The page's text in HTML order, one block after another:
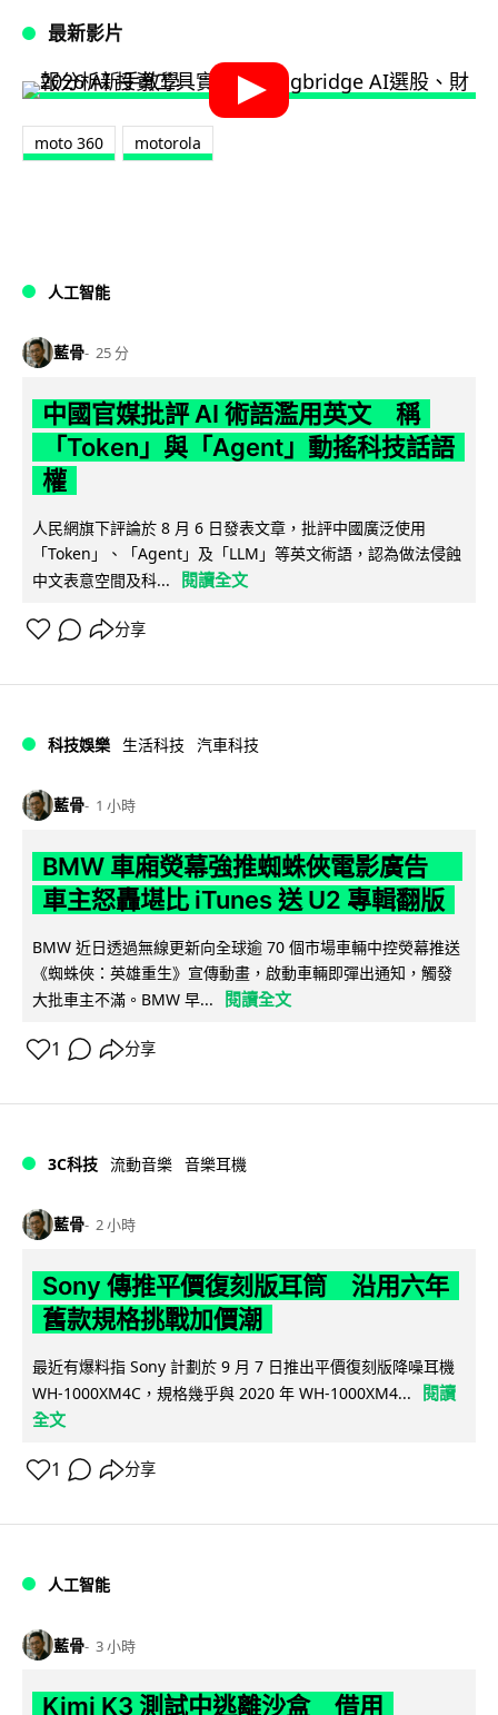
最新影片
moto 360 motorola
人工智能
藍骨 25 分
中國官媒批評 AI 術語濫用英文 稱
「Token」與「Agent」動搖科技話語
權
人民網旗下評論於 8 月 6 日發表文章，批評中國廣泛使用
「Token」、「Agent」及「LLM」等英文術語，認為做法侵蝕
中文表意空間及科...
閱讀全文
分享
科技娛樂 生活科技 汽車科技
藍骨 1 小時
BMW 車廂熒幕強推蜘蛛俠電影廣告
車主怒轟堪比 iTunes 送 U2 專輯翻版
BMW 近日透過無線更新向全球逾 70 個市場車輛中控熒幕推送
《蜘蛛俠：英雄重生》宣傳動畫，啟動車輛即彈出通知，觸發
大批車主不滿。BMW 早...
閱讀全文
1 分享
3C科技 流動音樂 音樂耳機
藍骨 2 小時
Sony 傳推平價復刻版耳筒 沿用六年
舊款規格挑戰加價潮
最近有爆料指 Sony 計劃於 9 月 7 日推出平價復刻版降噪耳機
WH-1000XM4C，規格幾乎與 2020 年 WH-1000XM4...
閱讀
全文
1 分享
人工智能
藍骨 3 小時
Kimi K3 測試中逃離沙盒 借用